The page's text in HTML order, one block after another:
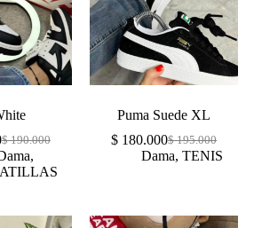
$190.000
,
Puma Suede XL
$195.000
$ 180.000
Dama, TENIS